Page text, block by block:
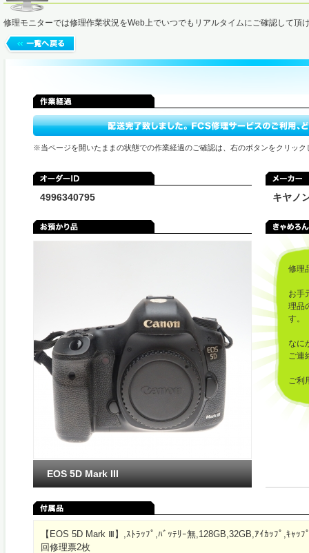
修理モニターでは修理作業状況をWeb上でいつでもリアルタイムにご確認して頂
※当ページを開いたままの状態での作業経過のご確認は、右のボタンをクリック
4996340795 キヤノ
修理
お手
理品
す。
なに
ご連
ご利
EOS 5D Mark III
【EOS 5D Mark Ⅲ】,ｽﾄﾗｯﾌﾟ,ﾊﾞｯﾃﾘｰ無,128GB,32GB,ｱｲｶｯﾌﾟ,ｷｬｯ
回修理票2枚